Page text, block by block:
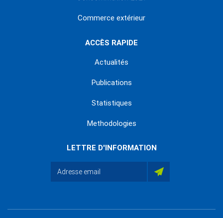
Commerce extérieur
ACCÈS RAPIDE
Actualités
Publications
Statistiques
Methodologies
LETTRE D'INFORMATION